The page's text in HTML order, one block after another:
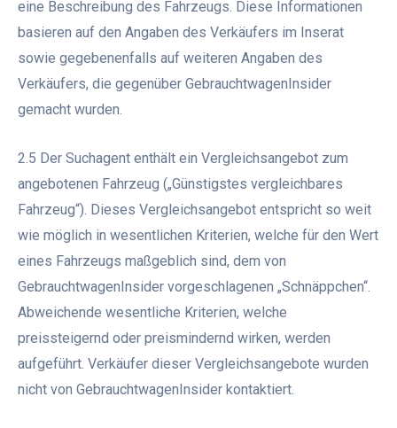
eine Beschreibung des Fahrzeugs. Diese Informationen
basieren auf den Angaben des Verkäufers im Inserat
sowie gegebenenfalls auf weiteren Angaben des
Verkäufers, die gegenüber GebrauchtwagenInsider
gemacht wurden.
2.5 Der Suchagent enthält ein Vergleichsangebot zum
angebotenen Fahrzeug („Günstigstes vergleichbares
Fahrzeug“). Dieses Vergleichsangebot entspricht so weit
wie möglich in wesentlichen Kriterien, welche für den Wert
eines Fahrzeugs maßgeblich sind, dem von
GebrauchtwagenInsider vorgeschlagenen „Schnäppchen“.
Abweichende wesentliche Kriterien, welche
preissteigernd oder preismindernd wirken, werden
aufgeführt. Verkäufer dieser Vergleichsangebote wurden
nicht von GebrauchtwagenInsider kontaktiert.